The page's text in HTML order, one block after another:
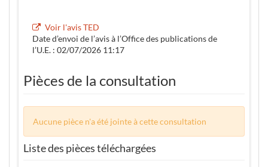
Voir l'avis TED
Date d’envoi de l’avis à l’Office des publications de
l’U.E. : 02/07/2026 11:17
Pièces de la consultation
Aucune pièce n'a été jointe à cette consultation
Liste des pièces téléchargées